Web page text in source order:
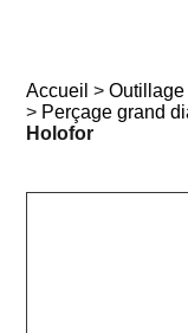
Accueil >Outillage
> Perçage grand
Holofor